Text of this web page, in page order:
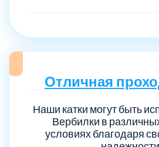
Отличная
Наши катки могут быть
Вербилки в
условиях благодаря